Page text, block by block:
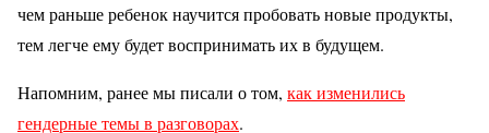
чем раньше ребенок научится пробовать новые продукты,
тем легче ему будет воспринимать их в будущем.
Напомним, ранее мы писали о том, как изменились
гендерные темы в разговорах.